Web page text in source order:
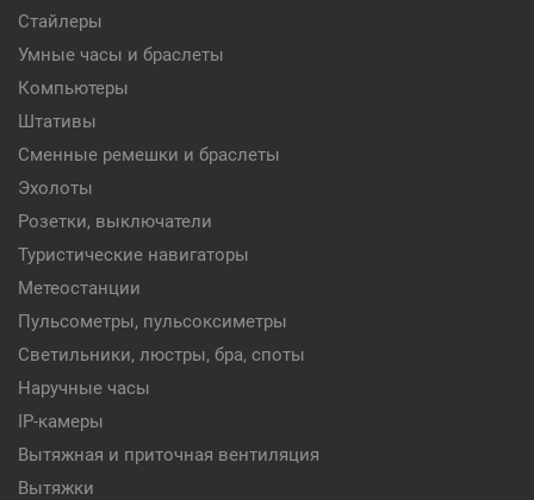
Стайлеры
Умные часы и браслеты
Компьютеры
Штативы
Сменные ремешки и браслеты
Эхолоты
Розетки, выключатели
Туристические навигаторы
Метеостанции
Пульсометры, пульсоксиметры
Светильники, люстры, бра, споты
Наручные часы
IP-камеры
Вытяжная и приточная вентиляция
Вытяжки